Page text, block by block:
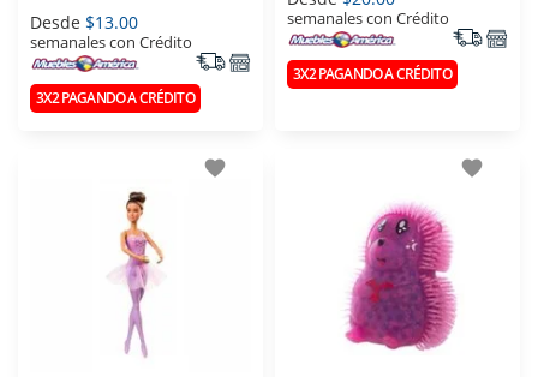
Desde $13.00
semanales con Crédito
3X2 PAGANDO A CRÉDITO
semanales con Crédito
3X2 PAGANDO A CRÉDITO
favorite favorite